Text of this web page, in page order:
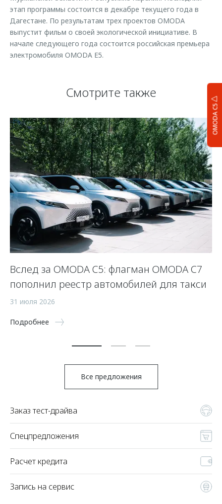
OMODA C5
этап программы состоится в декабре текущего года в
Дагестане. По результатам трех проектов OMODA
выпустит фильм о своей экологической инициативе. В
начале следующего года состоится российская премьера
электромобиля OMODA E5.
Смотрите также
Вслед за OMODA C5: флагман OMODA C7
пополнил реестр автомобилей для такси
31 июля 2026
Подробнее
Все предложения
Заказ тест-драйва
Спецпредложения
Расчет кредита
Запись на сервис